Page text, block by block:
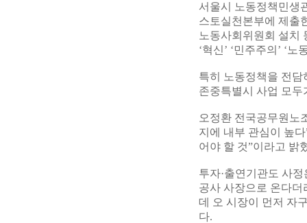
서울시 노동정책민생
스토실천본부에 제출
노동사회위원회 설치
‘혁신’ ‘민주주의’ ‘
특히 노동정책을 전
존중특별시 사업 모
오정환 전국공무원노
지에 내부 관심이 높
어야 할 것”이라고 밝
투자·출연기관도 사
공사 사장으로 온다더
데 오 시장이 먼저 자
다.